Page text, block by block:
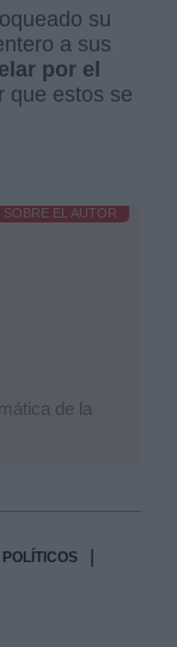
su
a sus
por el
que estos se
SOBRE EL AUTOR
de la